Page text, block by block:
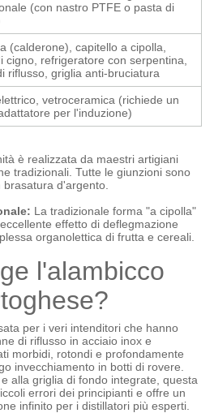
(con nastro PTFE o pasta di
(calderone), capitello a cipolla,
cigno, refrigeratore con serpentina,
riflusso, griglia anti-bruciatura
vetroceramica (richiede un
per l'induzione)
è realizzata da maestri artigiani
tradizionali. Tutte le giunzioni sono
d'argento.
La tradizionale forma "a cipolla"
effetto di deflegmazione
organolettica di frutta e cereali.
l'alambicco
per i veri intenditori che hanno
di riflusso in acciaio inox e
morbidi, rotondi e profondamente
invecchiamento in botti di rovere.
alla griglia di fondo integrate, questa
errori dei principianti e offre un
infinito per i distillatori più esperti.